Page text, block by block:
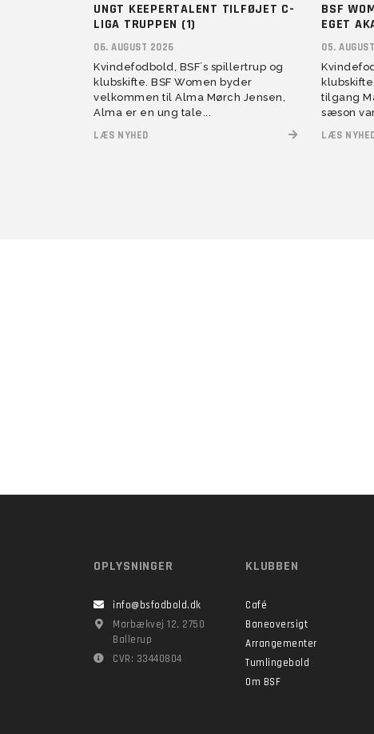
UNGT KEEPERTALENT TILFØJET C-
LIGA TRUPPEN (1)
06. AUGUST 2026
Kvindefodbold, BSF´s spillertrup og
klubskifte. BSF Women byder
velkommen til Alma Mørch Jensen,
Alma er en ung tale...
LÆS NYHED
BSF
EGET
05.
tilgang
sæson
LÆS
OPLYSNINGER
info@bsfodbold.dk
Marbækvej 12, 2750
Ballerup
CVR: 33440804
KLUBBEN
Café
Baneoversigt
Arrangementer
Tumlingebold
Om BSF